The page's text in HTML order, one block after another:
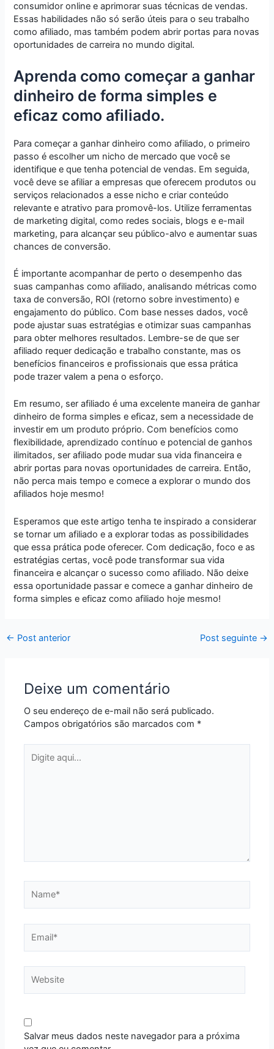
consumidor online e aprimorar suas técnicas de vendas.
Essas habilidades não só serão úteis para o seu trabalho
como afiliado, mas também podem abrir portas para novas
oportunidades de carreira no mundo digital.
Aprenda como começar a ganhar
dinheiro de forma simples e
eficaz como afiliado.
Para começar a ganhar dinheiro como afiliado, o primeiro
passo é escolher um nicho de mercado que você se
identifique e que tenha potencial de vendas. Em seguida,
você deve se afiliar a empresas que oferecem produtos ou
serviços relacionados a esse nicho e criar conteúdo
relevante e atrativo para promovê-los. Utilize ferramentas
de marketing digital, como redes sociais, blogs e e-mail
marketing, para alcançar seu público-alvo e aumentar suas
chances de conversão.
É importante acompanhar de perto o desempenho das
suas campanhas como afiliado, analisando métricas como
taxa de conversão, ROI (retorno sobre investimento) e
engajamento do público. Com base nesses dados, você
pode ajustar suas estratégias e otimizar suas campanhas
para obter melhores resultados. Lembre-se de que ser
afiliado requer dedicação e trabalho constante, mas os
benefícios financeiros e profissionais que essa prática
pode trazer valem a pena o esforço.
Em resumo, ser afiliado é uma excelente maneira de ganhar
dinheiro de forma simples e eficaz, sem a necessidade de
investir em um produto próprio. Com benefícios como
flexibilidade, aprendizado contínuo e potencial de ganhos
ilimitados, ser afiliado pode mudar sua vida financeira e
abrir portas para novas oportunidades de carreira. Então,
não perca mais tempo e comece a explorar o mundo dos
afiliados hoje mesmo!
Esperamos que este artigo tenha te inspirado a considerar
se tornar um afiliado e a explorar todas as possibilidades
que essa prática pode oferecer. Com dedicação, foco e as
estratégias certas, você pode transformar sua vida
financeira e alcançar o sucesso como afiliado. Não deixe
essa oportunidade passar e comece a ganhar dinheiro de
forma simples e eficaz como afiliado hoje mesmo!
← Post anterior Post seguinte →
Deixe um comentário
O seu endereço de e-mail não será publicado.
Campos obrigatórios são marcados com *
aqui...
Salvar meus dados neste navegador para a próxima